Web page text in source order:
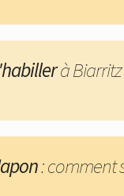
à
: comment